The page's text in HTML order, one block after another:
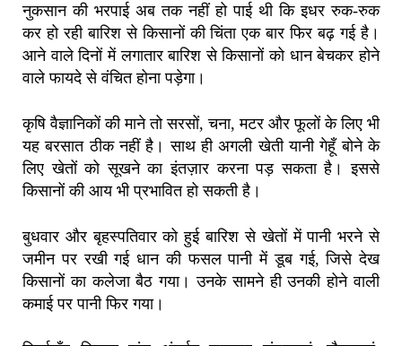
नुकसान की भरपाई अब तक नहीं हो पाई थी कि इधर रुक-रुक
कर हो रही बारिश से किसानों की चिंता एक बार फिर बढ़ गई है।
आने वाले दिनों में लगातार बारिश से किसानों को धान बेचकर होने
वाले फायदे से वंचित होना पड़ेगा।
कृषि वैज्ञानिकों की माने तो सरसों, चना, मटर और फूलों के लिए भी
यह बरसात ठीक नहीं है। साथ ही अगली खेती यानी गेहूँ बोने के
लिए खेतों को सूखने का इंतज़ार करना पड़ सकता है। इससे
किसानों की आय भी प्रभावित हो सकती है।
बुधवार और बृहस्पतिवार को हुई बारिश से खेतों में पानी भरने से
जमीन पर रखी गई धान की फसल पानी में डूब गई, जिसे देख
किसानों का कलेजा बैठ गया। उनके सामने ही उनकी होने वाली
कमाई पर पानी फिर गया।